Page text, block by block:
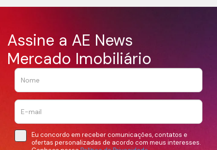
Assine a AE News
Mercado Imobiliário
Eu concordo em receber comunicações, contatos e
ofertas personalizadas de acordo com meus interesses.